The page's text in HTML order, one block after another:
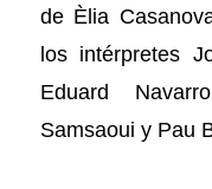
de Èlia
los intérpretes
Eduard
Samsaoui y Pau